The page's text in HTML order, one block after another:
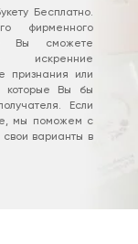
Бесплатно.
фирменного
Вы сможете
искренние
признания или
которые Вы бы
Если
мы поможем с
варианты в